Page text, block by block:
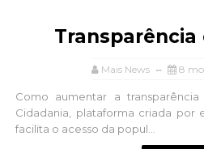
Transparência
Mais News 8
Como aumentar a
Cidadania, plataforma criada por
facilita o acesso da popul...